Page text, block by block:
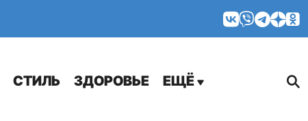
СТИЛЬ ЗДОРОВЬЕ ЕЩЁ